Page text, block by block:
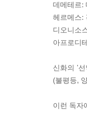
데메테르:
헤르메스:
디오니소
아프로디
신화의 '
(불평등,
이런 독자